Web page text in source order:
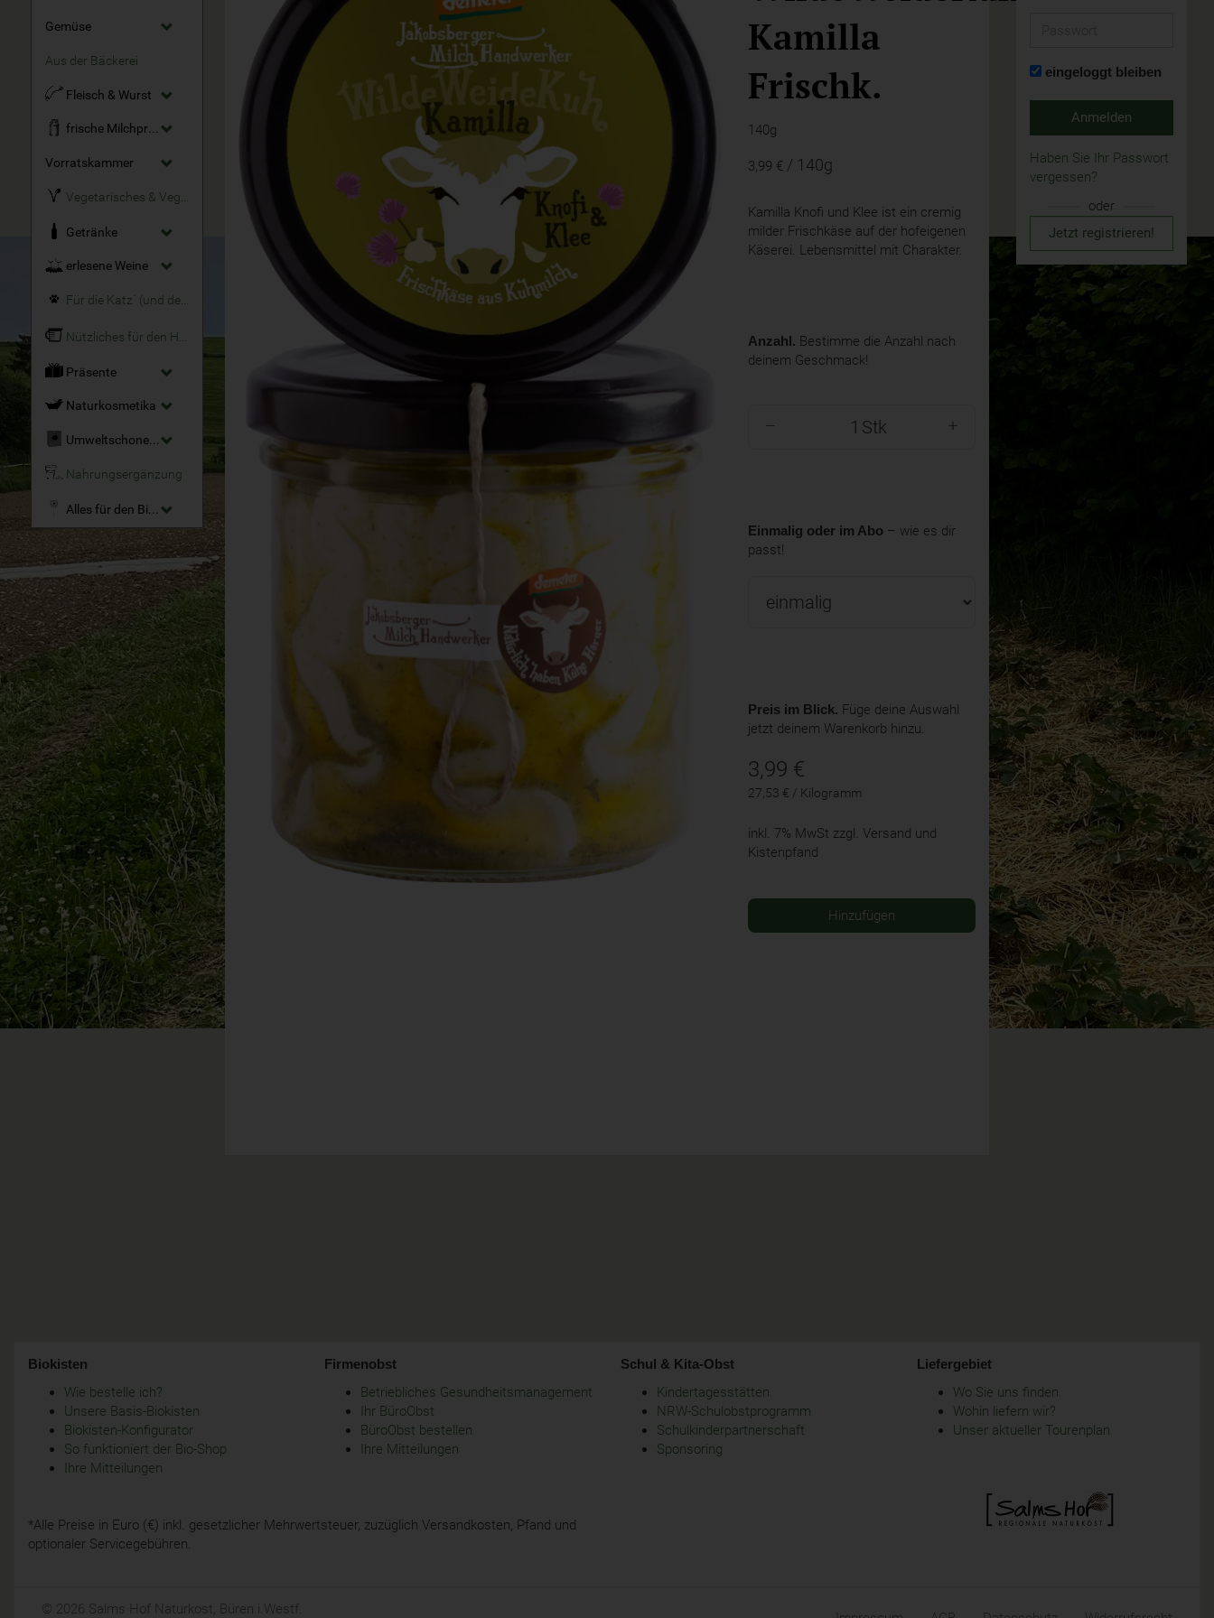
Gemüse
Aus der Bäckerei
Fleisch & Wurst
frische Milchprodukte
Vorratskammer
Getränke
erlesene Weine
Für die Katz´ (und den Hund)
Präsente
Naturkosmetika
Umweltschonende Reinigungsmittel
Nahrungsergänzung
Alles für den Bio-Garten
Kamilla
Frischk.
140g
3,99 € / 140g
Kamilla Knofi und Klee ist ein cremig
milder Frischkäse auf der hofeigenen
Käserei. Lebensmittel mit Charakter.
Anzahl. Bestimme die Anzahl nach
deinem Geschmack!
Stk
Einmalig oder im Abo – wie es dir
passt!
Preis im Blick. Füge deine Auswahl
jetzt deinem Warenkorb hinzu.
3,99 €
27,53 € / Kilogramm
inkl. 7% MwSt zzgl. Versand und
Kistenpfand
Hinzufügen
eingeloggt bleiben
Anmelden
Haben Sie Ihr Passwort
vergessen?
oder
Jetzt registrieren!
Biokisten
Wie bestelle ich?
Unsere Basis-Biokisten
Biokisten-Konfigurator
So funktioniert der Bio-Shop
Ihre Mitteilungen
Firmenobst
Betriebliches Gesundheitsmanagement
Ihr BüroObst
BüroObst bestellen
Ihre Mitteilungen
Schul & Kita-Obst
Kindertagesstätten
NRW-Schulobstprogramm
Schulkinderpartnerschaft
Sponsoring
Liefergebiet
Wo Sie uns finden
Wohin liefern wir?
Unser aktueller Tourenplan
*Alle Preise in Euro (€) inkl. gesetzlicher Mehrwertsteuer, zuzüglich Versandkosten, Pfand und
optionaler Servicegebühren.
© 2026 Salms Hof Naturkost, Büren i.Westf.